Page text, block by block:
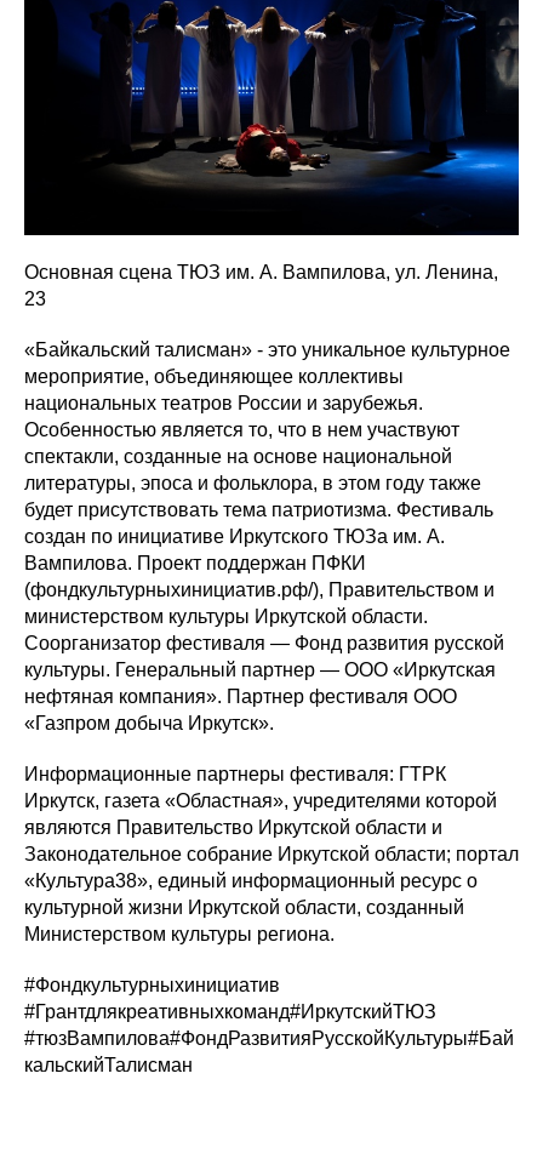
Основная сцена ТЮЗ им. А. Вампилова, ул. Ленина,
23
«Байкальский талисман» - это уникальное культурное
мероприятие, объединяющее коллективы
национальных театров России и зарубежья.
Особенностью является то, что в нем участвуют
спектакли, созданные на основе национальной
литературы, эпоса и фольклора, в этом году также
будет присутствовать тема патриотизма. Фестиваль
создан по инициативе Иркутского ТЮЗа им. А.
Вампилова. Проект поддержан ПФКИ
(фондкультурныхинициатив.рф/), Правительством и
министерством культуры Иркутской области.
Соорганизатор фестиваля — Фонд развития русской
культуры. Генеральный партнер — ООО «Иркутская
нефтяная компания». Партнер фестиваля ООО
«Газпром добыча Иркутск».
Информационные партнеры фестиваля: ГТРК
Иркутск, газета «Областная», учредителями которой
являются Правительство Иркутской области и
Законодательное собрание Иркутской области; портал
«Культура38», единый информационный ресурс о
культурной жизни Иркутской области, созданный
Министерством культуры региона.
#Фондкультурныхинициатив
#Грантдлякреативныхкоманд#ИркутскийТЮЗ
#тюзВампилова#ФондРазвитияРусскойКультуры#Бай
кальскийТалисман